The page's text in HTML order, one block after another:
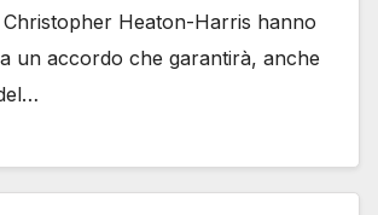
Heaton-Harris hanno
un accordo che garantirà, anche